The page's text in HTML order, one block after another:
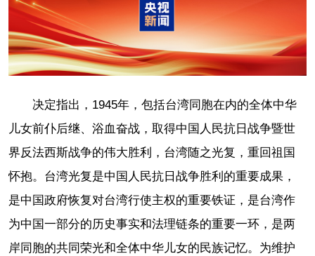
决定指出，1945年，包括台湾同胞在内的全体中华
儿女前仆后继、浴血奋战，取得中国人民抗日战争暨世
界反法西斯战争的伟大胜利，台湾随之光复，重回祖国
怀抱。台湾光复是中国人民抗日战争胜利的重要成果，
是中国政府恢复对台湾行使主权的重要铁证，是台湾作
为中国一部分的历史事实和法理链条的重要一环，是两
岸同胞的共同荣光和全体中华儿女的民族记忆。为维护